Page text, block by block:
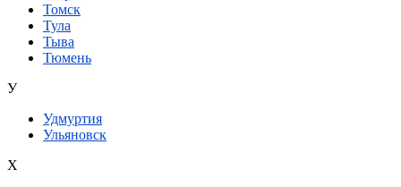
Томск
Тула
Тыва
Тюмень
У
Удмуртия
Ульяновск
Х